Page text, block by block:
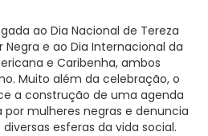
ao Dia Nacional de Tereza
Negra e ao Dia Internacional da
e Caribenha, ambos
Muito além da celebração, o
a construção de uma agenda
mulheres negras e denuncia
esferas da vida social.